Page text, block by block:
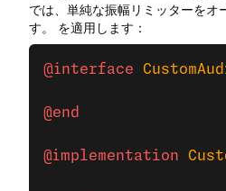
では、単純な振幅リミッターをオ
す。 を適用します：
@interface
@end
@implementation